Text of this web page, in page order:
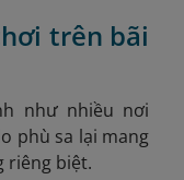
trên bãi
như nhiều nơi
phù sa lại mang
riêng biệt.